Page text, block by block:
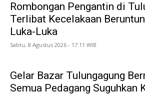
Rombongan Pengantin di
Terlibat Kecelakaan
Luka-Luka
Sabtu, 8 Agustus 2026 - 17:11 WIB
Gelar Bazar Tulungagung
Semua Pedagang Suguhkan